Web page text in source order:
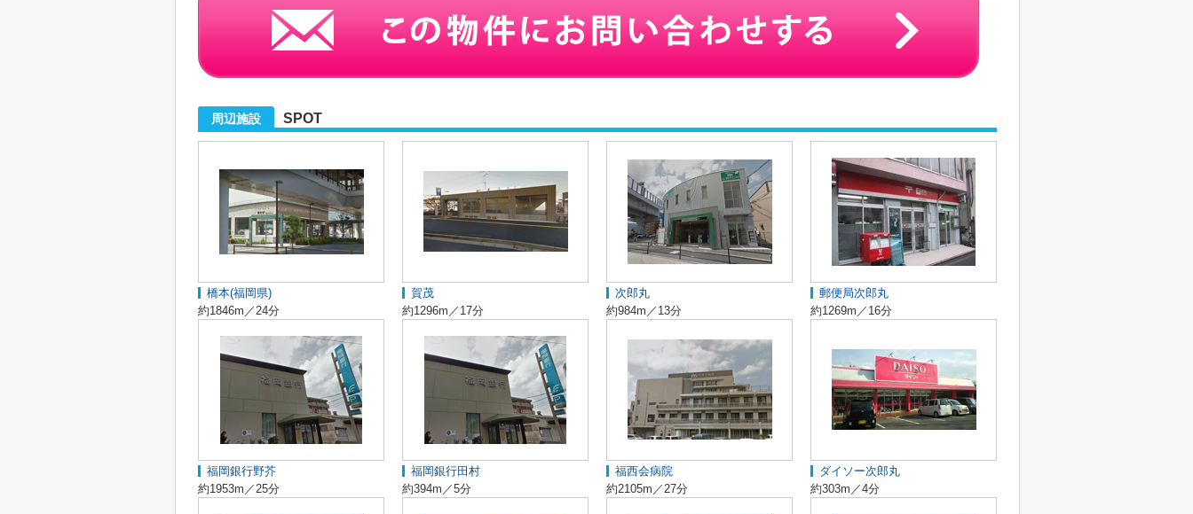
周辺施設 SPOT
橋本(福岡県)
約1846m／24分
賀茂
約1296m／17分
次郎丸
約984m／13分
郵便局次郎丸
約1269m／16分
福岡銀行野芥
約1953m／25分
福岡銀行田村
約394m／5分
福西会病院
約2105m／27分
ダイソー次郎丸
約303m／4分